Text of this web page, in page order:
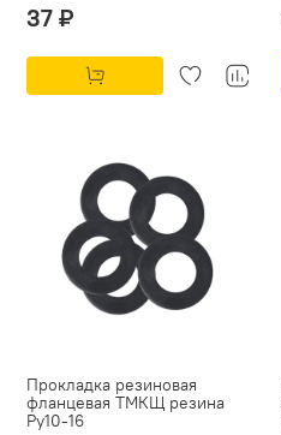
37 ₽
Прокладка резиновая
фланцевая ТМКЩ резина
Py10-16